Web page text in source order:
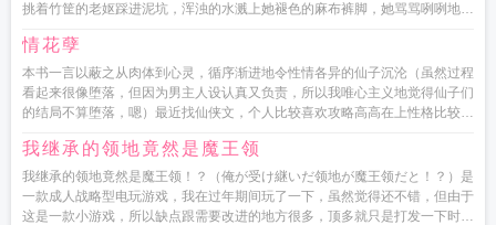
挑着竹筐的老妪踩进泥坑，浑浊的水溅上她褪色的麻布裤脚，她骂骂咧咧地继
情花孽
本书一言以蔽之从肉体到心灵，循序渐进地令性情各异的仙子沉沦（虽然过程
看起来很像堕落，但因为男主人设认真又负责，所以我唯心主义地觉得仙子们
的结局不算堕落，嗯）最近找仙侠文，个人比较喜欢攻略高高在上性格比较真
我继承的领地竟然是魔王领
我继承的领地竟然是魔王领！？（俺が受け継いだ领地が魔王领だと！？）是
一款成人战略型电玩游戏，我在过年期间玩了一下，虽然觉得还不错，但由于
这是一款小游戏，所以缺点跟需要改进的地方很多，顶多就只是打发一下时间